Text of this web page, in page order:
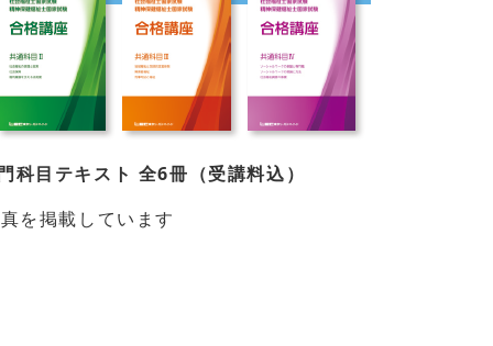
目テキスト 全6冊（受講料込）
を掲載しています